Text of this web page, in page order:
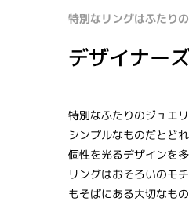
特別なリングはふたり
デザイナー
特別なふたりのジュエ
シンプルなものだとど
個性を光るデザインを
リングはおそろいのモ
もそばにある大切なも